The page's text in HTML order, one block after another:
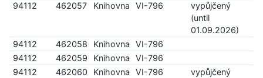
94112
462057 Knihovna VI-796
vypůjčený
(until
01.09.2026)
94112
462058 Knihovna
VI-796
94112
462059 Knihovna
VI-796
94112
462060 Knihovna VI-796
vypůjčený